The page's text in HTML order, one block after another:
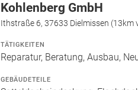
Kohlenberg GmbH
Ithstraße 6, 37633 Dielmissen
TÄTIGKEITEN
Reparatur, Beratung, Ausbau,
GEBÄUDETEILE